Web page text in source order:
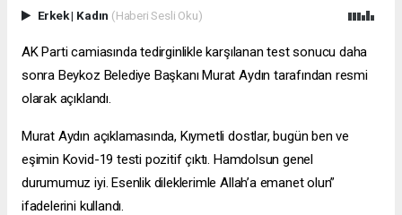
Erkek| Kadın (Haberi Sesli Oku)
AK Parti camiasında tedirginlikle karşılanan test sonucu daha
sonra Beykoz Belediye Başkanı Murat Aydın tarafından resmi
olarak açıklandı.
Murat Aydın açıklamasında, Kıymetli dostlar, bugün ben ve
eşimin Kovid-19 testi pozitif çıktı. Hamdolsun genel
durumumuz iyi. Esenlik dileklerimle Allah’a emanet olun”
ifadelerini kullandı.